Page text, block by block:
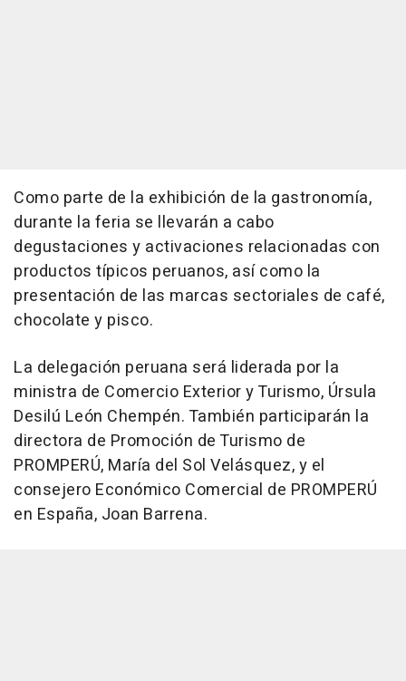
Como parte de la exhibición de la gastronomía,
durante la feria se llevarán a cabo
degustaciones y activaciones relacionadas con
productos típicos peruanos, así como la
presentación de las marcas sectoriales de café,
chocolate y pisco.
La delegación peruana será liderada por la
ministra de Comercio Exterior y Turismo, Úrsula
Desilú León Chempén. También participarán la
directora de Promoción de Turismo de
PROMPERÚ, María del Sol Velásquez, y el
consejero Económico Comercial de PROMPERÚ
en España, Joan Barrena.